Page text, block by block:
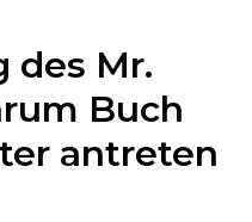
des Mr.
Buch
antreten